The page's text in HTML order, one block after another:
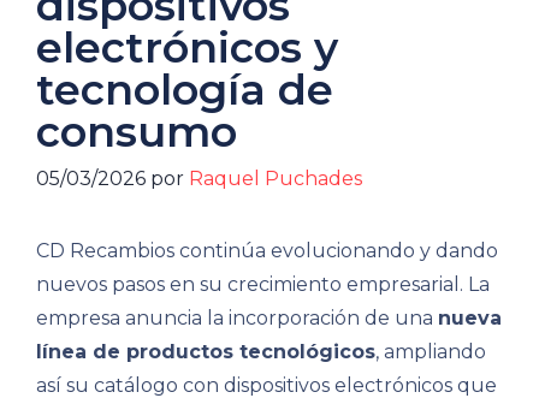
electrónicos y
tecnología de
consumo
05/03/2026 por Raquel Puchades
CD Recambios continúa evolucionando y dando
nuevos pasos en su crecimiento empresarial. La
empresa anuncia la incorporación de una nueva
línea de productos tecnológicos, ampliando
así su catálogo con dispositivos electrónicos que